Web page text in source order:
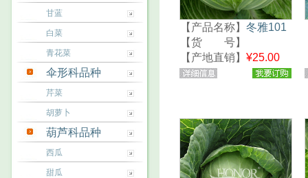
甘蓝
白菜
青花菜
伞形科品种
芹菜
胡萝卜
葫芦科品种
西瓜
甜瓜
【产品名称】 冬雅101
【货 号】
297413695765
【产地直销】 ¥25.00
元/袋